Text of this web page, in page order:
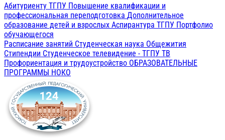
Абитуриенту ТГПУ Повышение квалификации и
профессиональная переподготовка Дополнительное
образование детей и взрослых Аспирантура ТГПУ Портфолио
обучающегося
Расписание занятий Студенческая наука Общежития
Стипендии Студенческое телевидение - ТГПУ ТВ
Профориентация и трудоустройство ОБРАЗОВАТЕЛЬНЫЕ
ПРОГРАММЫ НОКО